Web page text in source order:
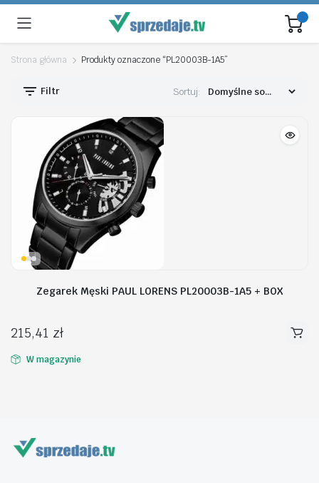
Strona główna Produkty oznaczone “PL20003B-1A5”
Filtr Sortuj:
Zegarek Męski PAUL LORENS PL20003B-1A5 + BOX
215,41 zł
W magazynie